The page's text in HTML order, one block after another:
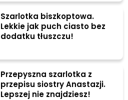
Szarlotka biszkoptowa.
Lekkie jak puch ciasto bez
dodatku tłuszczu!
Przepyszna szarlotka z
przepisu siostry Anastazji.
Lepszej nie znajdziesz!